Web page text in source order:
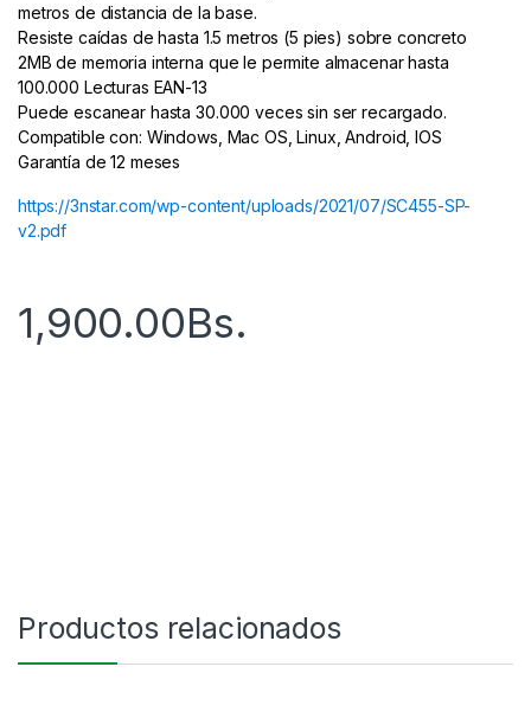
metros de distancia de la base.
Resiste caídas de hasta 1.5 metros (5 pies) sobre concreto
2MB de memoria interna que le permite almacenar hasta
100.000 Lecturas EAN-13
Puede escanear hasta 30.000 veces sin ser recargado.
Compatible con: Windows, Mac OS, Linux, Android, IOS
Garantía de 12 meses
https://3nstar.com/wp-content/uploads/2021/07/SC455-SP-
v2.pdf
1,900.00Bs.
Productos relacionados